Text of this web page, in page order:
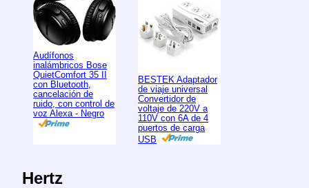
Audífonos
inalámbricos Bose
QuietComfort 35 II
con Bluetooth,
cancelación de
ruido, con control de
voz Alexa - Negro
BESTEK Adaptador
de viaje universal
Convertidor de
voltaje de 220V a
110V con 6A de 4
puertos de carga
USB
Hertz